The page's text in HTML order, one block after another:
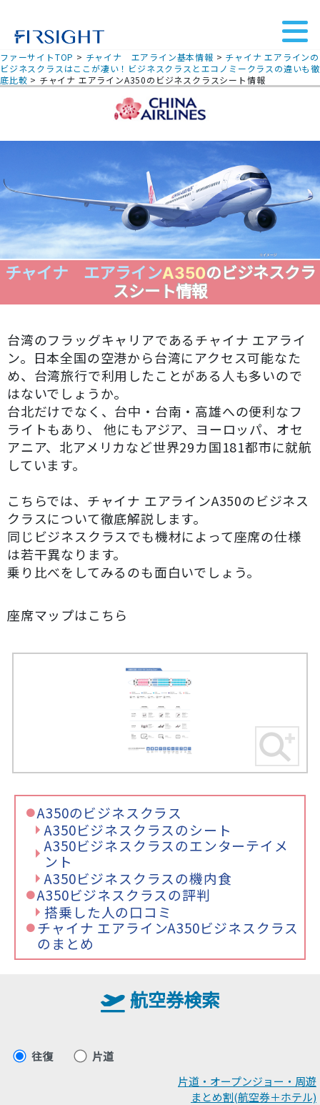
ファーサイトTOP > チャイナ エアライン基本情報 > チャイナ エアラインの
ビジネスクラスはここが凄い！ビジネスクラスとエコノミークラスの違いも徹
底比較 > チャイナ エアラインA350のビジネスクラスシート情報
チャイナ エアラインA350のビジネスクラ
スシート情報
台湾のフラッグキャリアであるチャイナ エアライ
ン。日本全国の空港から台湾にアクセス可能なた
め、台湾旅行で利用したことがある人も多いので
はないでしょうか。
台北だけでなく、台中・台南・高雄への便利なフ
ライトもあり、 他にもアジア、ヨーロッパ、オセ
アニア、北アメリカなど世界29カ国181都市に就航
しています。
こちらでは、チャイナ エアラインA350のビジネス
クラスについて徹底解説します。
同じビジネスクラスでも機材によって座席の仕様
は若干異なります。
乗り比べをしてみるのも面白いでしょう。
座席マップはこちら
A350のビジネスクラス
A350ビジネスクラスのシート
A350ビジネスクラスのエンターテイメ
ント
A350ビジネスクラスの機内食
A350ビジネスクラスの評判
搭乗した人の口コミ
チャイナ エアラインA350ビジネスクラス
のまとめ
航空券検索
往復
片道
片道・オープンジョー・周遊
まとめ割(航空券＋ホテル)